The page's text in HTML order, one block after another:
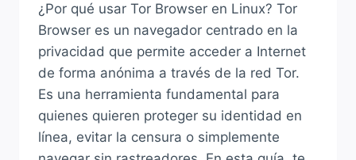
¿Por qué usar Tor Browser en Linux? Tor
Browser es un navegador centrado en la
privacidad que permite acceder a Internet
de forma anónima a través de la red Tor.
Es una herramienta fundamental para
quienes quieren proteger su identidad en
línea, evitar la censura o simplemente